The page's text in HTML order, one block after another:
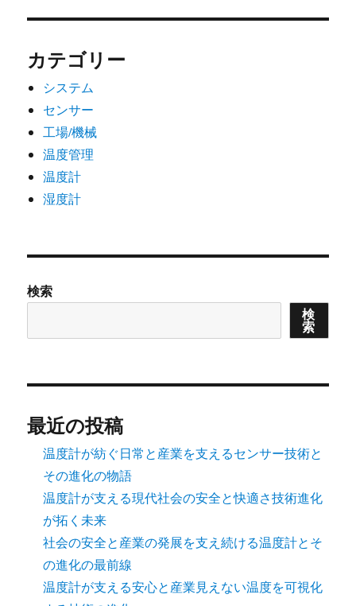
カテゴリー
システム
センサー
工場/機械
温度管理
温度計
湿度計
検索
検
索
最近の投稿
温度計が紡ぐ日常と産業を支えるセンサー技術と
その進化の物語
温度計が支える現代社会の安全と快適さ技術進化
が拓く未来
社会の安全と産業の発展を支え続ける温度計とそ
の進化の最前線
温度計が支える安心と産業見えない温度を可視化